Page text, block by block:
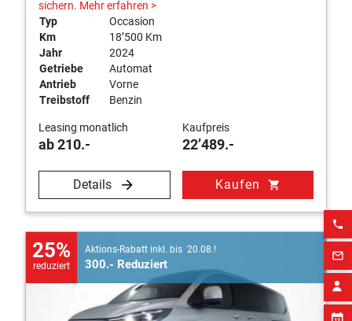
phone
mail_outline
sichern. Mehr erfahren >
Typ
Occasion
Km
18’500 Km
Jahr
2024
Getriebe
Automat
Antrieb
Vorne
Treibstoff
Benzin
Leasing monatlich
ab 210.-
Kaufpreis
22’489.-
Details Kaufen shopping_cart
25%
reduziert
Aktions-Rabatt inkl. bis 20.08.!
300.- Reduziert